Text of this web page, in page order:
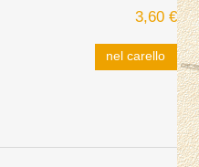
3,60 €
nel carello